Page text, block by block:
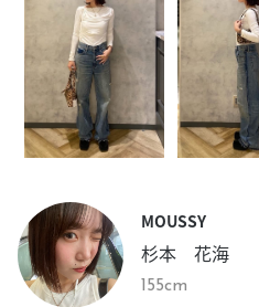
MOUSSY
杉本 花海
155cm